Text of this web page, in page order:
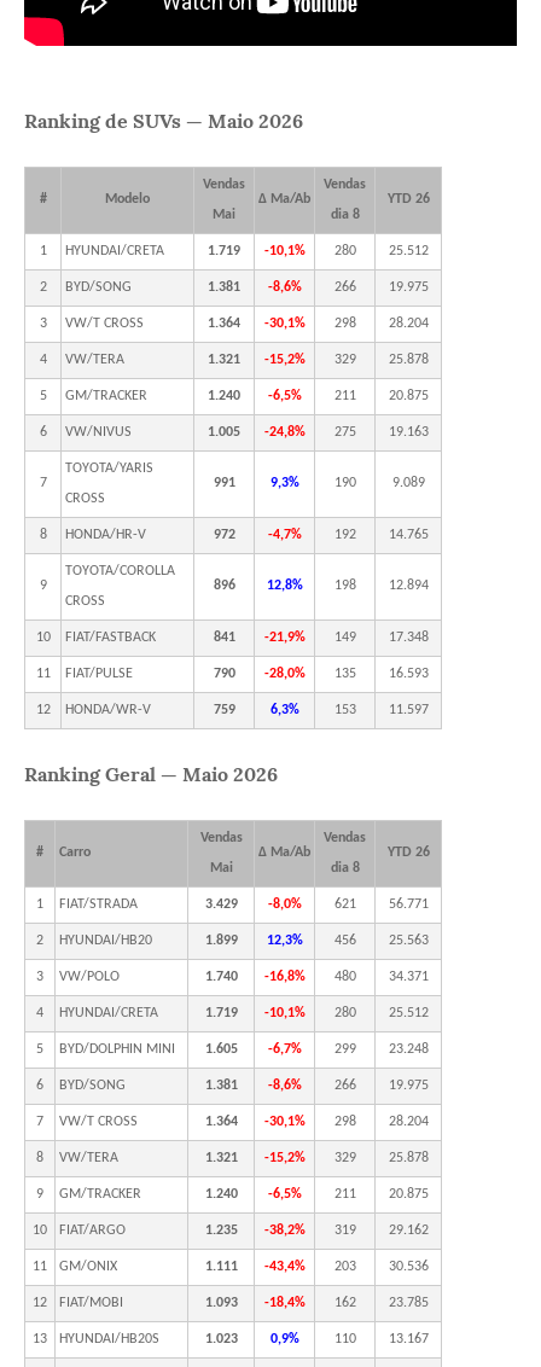
Ranking de SUVs — Maio 2026
# Modelo
Vendas
Mai
Δ Ma/Ab
Vendas
dia 8
YTD 26
1 HYUNDAI/CRETA 1.719 -10,1% 280 25.512
2 BYD/SONG 1.381 -8,6% 266 19.975
3 VW/T CROSS 1.364 -30,1% 298 28.204
4 VW/TERA 1.321 -15,2% 329 25.878
5 GM/TRACKER 1.240 -6,5% 211 20.875
6 VW/NIVUS 1.005 -24,8% 275 19.163
7
TOYOTA/YARIS
CROSS
991 9,3% 190 9.089
8 HONDA/HR-V 972 -4,7% 192 14.765
9
TOYOTA/COROLLA
CROSS
896 12,8% 198 12.894
10 FIAT/FASTBACK 841 -21,9% 149 17.348
11 FIAT/PULSE 790 -28,0% 135 16.593
12 HONDA/WR-V 759 6,3% 153 11.597
Ranking Geral — Maio 2026
# Carro
Vendas
Mai
Δ Ma/Ab
Vendas
dia 8
YTD 26
1 FIAT/STRADA 3.429 -8,0% 621 56.771
2 HYUNDAI/HB20 1.899 12,3% 456 25.563
3 VW/POLO 1.740 -16,8% 480 34.371
4 HYUNDAI/CRETA 1.719 -10,1% 280 25.512
5 BYD/DOLPHIN MINI 1.605 -6,7% 299 23.248
6 BYD/SONG 1.381 -8,6% 266 19.975
7 VW/T CROSS 1.364 -30,1% 298 28.204
8 VW/TERA 1.321 -15,2% 329 25.878
9 GM/TRACKER 1.240 -6,5% 211 20.875
10 FIAT/ARGO 1.235 -38,2% 319 29.162
11 GM/ONIX 1.111 -43,4% 203 30.536
12 FIAT/MOBI 1.093 -18,4% 162 23.785
13 HYUNDAI/HB20S 1.023 0,9% 110 13.167